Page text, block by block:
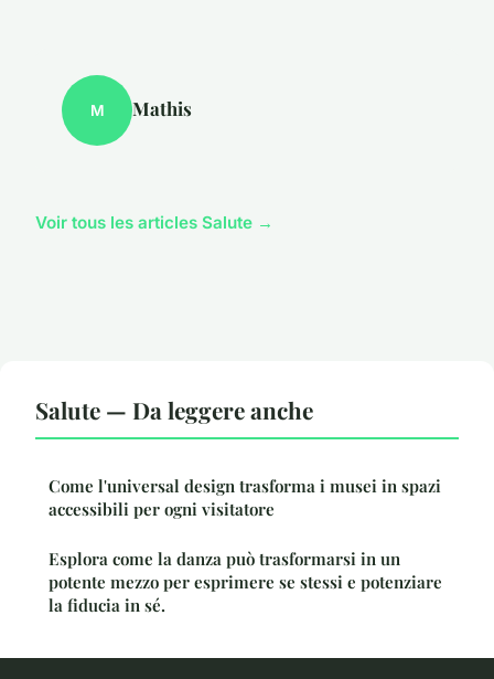
M Mathis
Voir tous les articles Salute →
Salute — Da leggere anche
Come l'universal design trasforma i musei in spazi
accessibili per ogni visitatore
Esplora come la danza può trasformarsi in un
potente mezzo per esprimere se stessi e potenziare
la fiducia in sé.